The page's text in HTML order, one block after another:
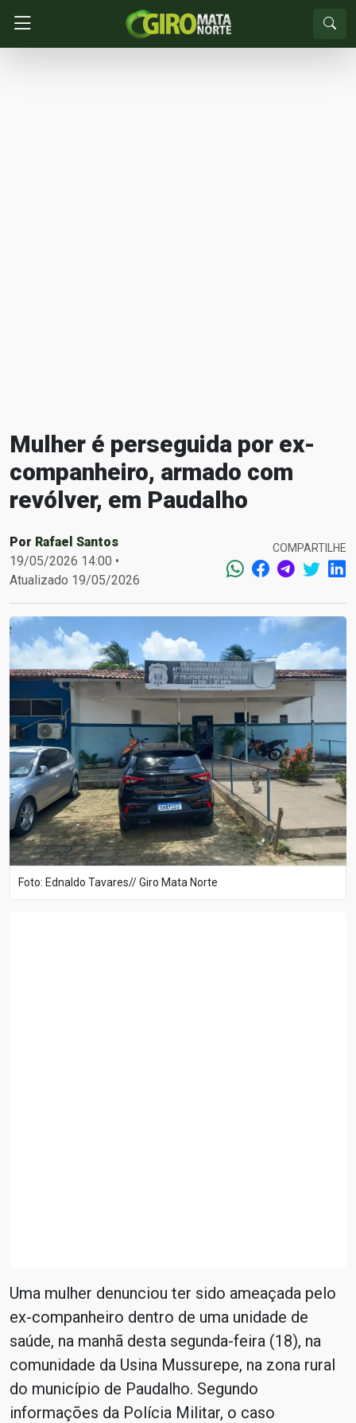
Mulher é perseguida por ex-
companheiro, armado com
revólver, em Paudalho
Por Rafael Santos
19/05/2026 14:00 •
Atualizado 19/05/2026
COMPARTILHE
Foto: Ednaldo Tavares// Giro Mata Norte
Uma mulher denunciou ter sido ameaçada pelo
ex-companheiro dentro de uma unidade de
saúde, na manhã desta segunda-feira (18), na
comunidade da Usina Mussurepe, na zona rural
do município de Paudalho. Segundo
informações da Polícia Militar, o caso